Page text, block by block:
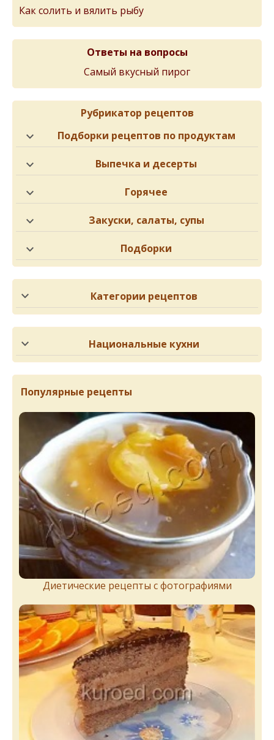
Как солить и вялить рыбу
Ответы на вопросы
Самый вкусный пирог
Рубрикатор рецептов
Подборки рецептов по продуктам
Выпечка и десерты
Горячее
Закуски, салаты, супы
Подборки
Категории рецептов
Национальные кухни
Популярные рецепты
Диетические рецепты с фотографиями